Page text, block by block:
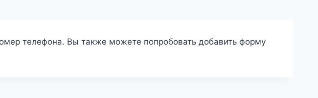
телефона. Вы также можете попробовать добавить форму